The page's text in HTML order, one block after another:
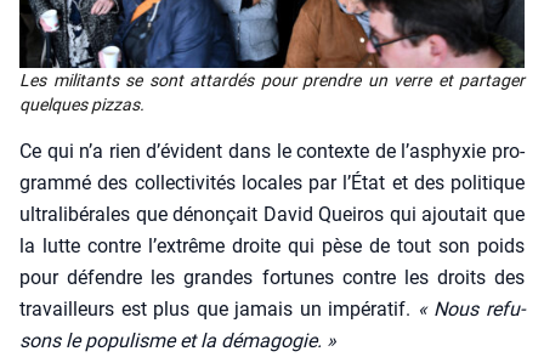
Les mili­tants se sont attar­dés pour prendre un verre et par­ta­ger
quelques piz­zas.
Ce qui n’a rien d’évident dans le contexte de l’asphyxie pro­
gram­mé des col­lec­ti­vi­tés locales par l’État et des poli­tique
ultra­li­bé­rales que dénon­çait David Quei­ros qui ajou­tait que
la lutte contre l’extrême droite qui pèse de tout son poids
pour défendre les grandes for­tunes contre les droits des
tra­vailleurs est plus que jamais un impé­ra­tif. « Nous refu­
sons le popu­lisme et la déma­go­gie. »